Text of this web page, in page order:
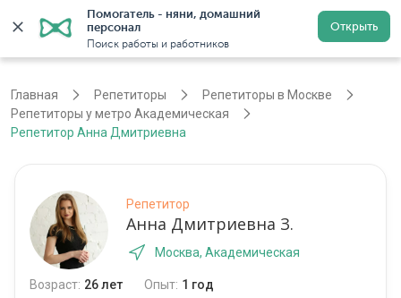
Помогатель - няни, домашний
персонал
Поиск работы и работников
Открыть
Регистрация
Главная Репетиторы
Репетиторы в Москве
Репетиторы у метро Академическая
Репетитор Анна Дмитриевна
Репетитор
Анна Дмитриевна З.
Москва, Академическая
Возраст: 26 лет Опыт: 1 год